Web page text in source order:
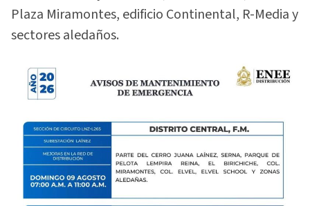
Plaza Miramontes, edificio Continental, R-Media y
sectores aledaños.